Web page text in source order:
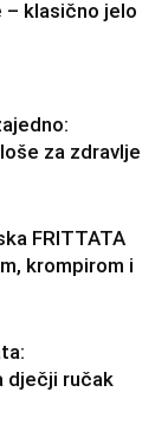
– klasično jelo
za zdravlje
FRITTATA
krompirom i
dječji ručak